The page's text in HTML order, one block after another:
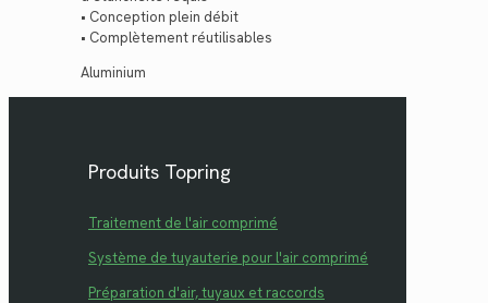
• Conception plein débit
• Complètement réutilisables
Aluminium
Produits Topring
Traitement de l'air comprimé
Système de tuyauterie pour l'air comprimé
Préparation d'air, tuyaux et raccords